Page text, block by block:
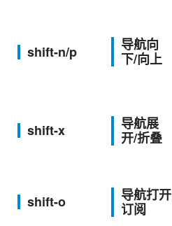
shift-n/p
导航向
下/向上
shift-x
导航展
开/折叠
shift-o
导航打开
订阅